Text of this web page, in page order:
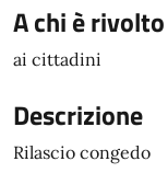
A chi è rivolto
ai cittadini
Descrizione
Rilascio congedo